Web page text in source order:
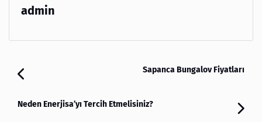
admin
Sapanca Bungalov Fiyatları
Neden Enerjisa’yı Tercih Etmelisiniz?